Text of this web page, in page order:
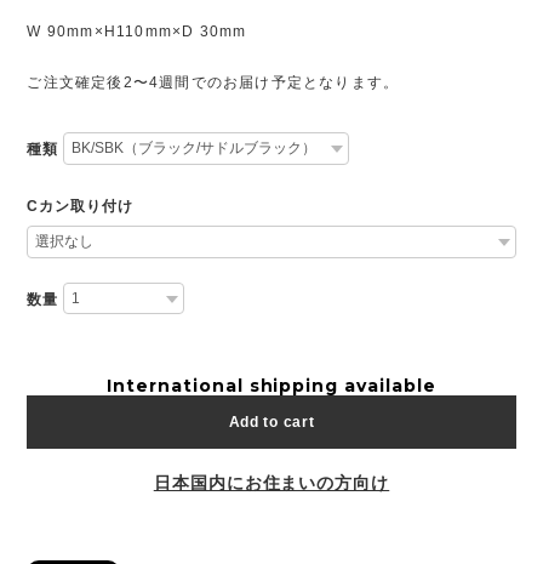
W 90mm×H110mm×D 30mm
ご注文確定後2〜4週間でのお届け予定となります。
種類
Cカン取り付け
数量
International shipping available
Add to cart
日本国内にお住まいの方向け